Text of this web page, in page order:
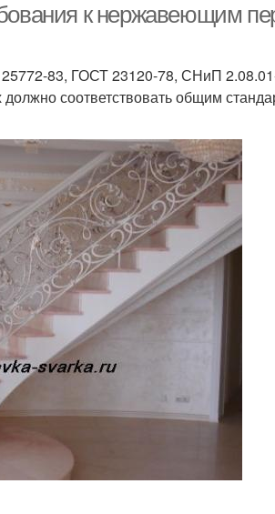
к нержавеющим
83, ГОСТ 23120-78, СНиП
соответствовать общим